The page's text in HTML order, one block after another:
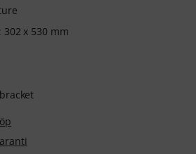
302 x 530 mm